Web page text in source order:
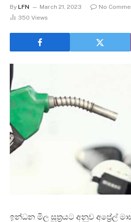
By LFN March 21, 2023 No
350 Views
ඉන්ධන මිල සූත්‍රයට අනුව අප්‍රේල්